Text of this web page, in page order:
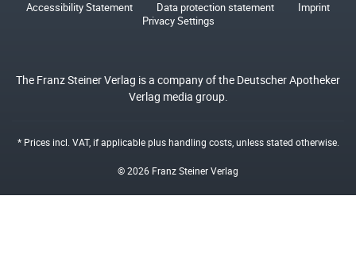
Accessibility Statement
Data protection statement
Imprint
Privacy Settings
The Franz Steiner Verlag is a company of the Deutscher Apotheker
Verlag media group.
* Prices incl. VAT, if applicable plushandling costs, unless stated otherwise.
© 2026 Franz Steiner Verlag